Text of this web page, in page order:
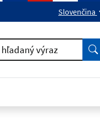
Slovenčina
výraz